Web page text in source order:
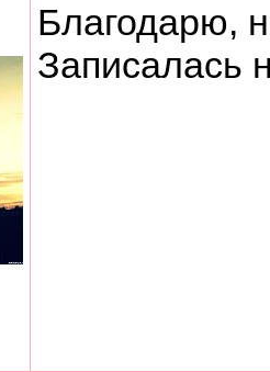
Благодарю,
Записалась